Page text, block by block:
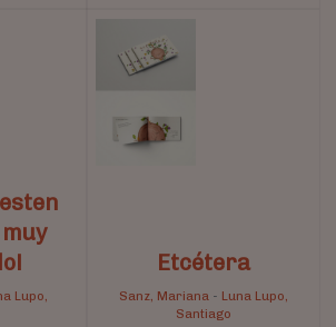
Lupo,
Etcétera
Sanz, Mariana - Luna Lupo,
Santiago